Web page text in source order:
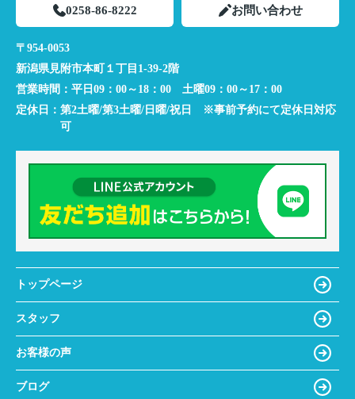
0258-86-8222 お問い合わせ
〒954-0053
新潟県見附市本町１丁目1-39-2階
営業時間： 平日09：00～18：00 土曜09：00～17：00
定休日： 第2土曜/第3土曜/日曜/祝日 ※事前予約にて定休日対応
可
トップページ
スタッフ
お客様の声
ブログ